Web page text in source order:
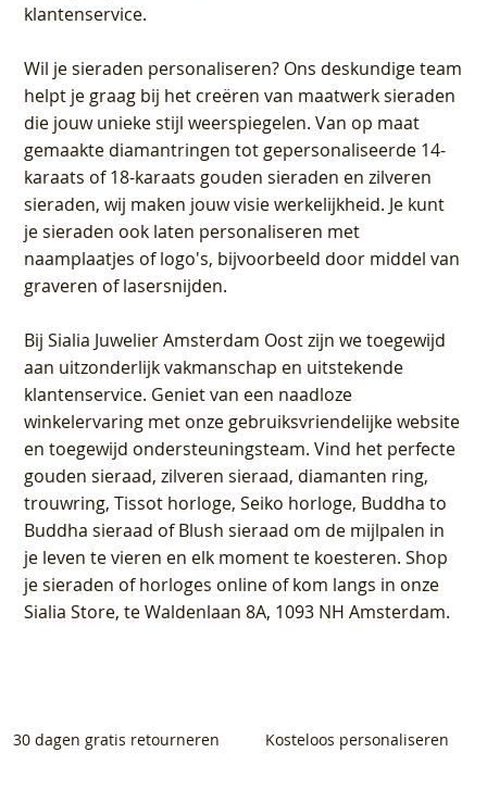
klantenservice.
Wil je sieraden personaliseren? Ons deskundige team
helpt je graag bij het creëren van maatwerk sieraden
die jouw unieke stijl weerspiegelen. Van op maat
gemaakte diamantringen tot gepersonaliseerde 14-
karaats of 18-karaats gouden sieraden en zilveren
sieraden, wij maken jouw visie werkelijkheid. Je kunt
je sieraden ook laten personaliseren met
naamplaatjes of logo's, bijvoorbeeld door middel van
graveren of lasersnijden.
BijSialia Juwelier Amsterdam Oostzijn we toegewijd
aan uitzonderlijk vakmanschap en uitstekende
klantenservice. Geniet van een naadloze
winkelervaring met onze gebruiksvriendelijke website
en toegewijd ondersteuningsteam. Vind het perfecte
gouden sieraad, zilveren sieraad, diamanten ring,
trouwring, Tissot horloge, Seiko horloge, Buddha to
Buddha sieraad of Blush sieraad om de mijlpalen in
je leven te vieren en elk moment te koesteren. Shop
je sieraden of horloges online of kom langs in onze
Sialia Store, te Waldenlaan 8A, 1093 NH Amsterdam.
30 dagen gratis retourneren Kosteloos personaliseren